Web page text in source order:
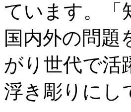
ています。「
国内外の問題
がり世代で活
浮き彫りにし